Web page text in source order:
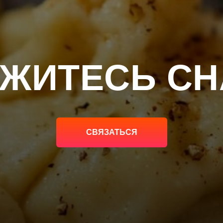
СВЯЗАТЬСЯ